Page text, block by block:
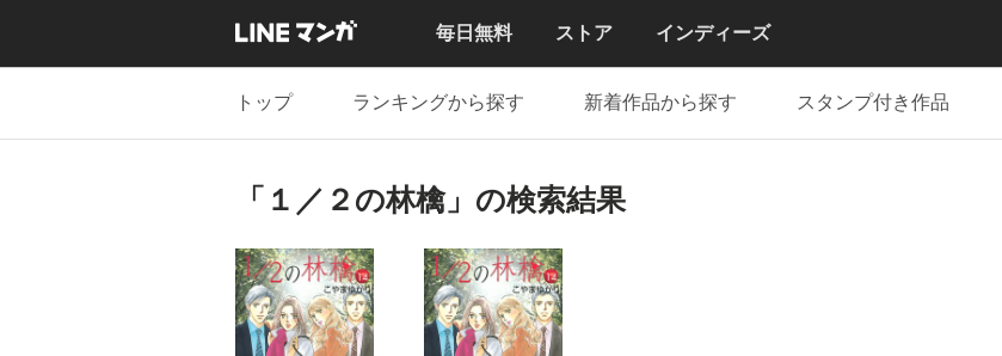
毎日無料 ストア インディーズ
トップ ランキングから探す 新着作品から探す スタンプ付き作品
「１／２の林檎」の検索結果